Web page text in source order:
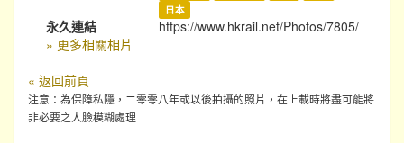
日本
永久連結
https://www.hkrail.net/Photos/7805/
» 更多相關相片
« 返回前頁
注意：為保障私隱，二零零八年或以後拍攝的照片，在上載時將盡可能將
非必要之人臉模糊處理